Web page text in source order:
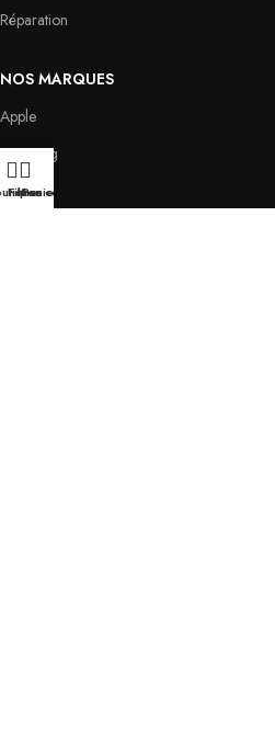
Réparation
NOS MARQUES
Apple
Samsung
Oppo
Filtres
Panier
Mon compte